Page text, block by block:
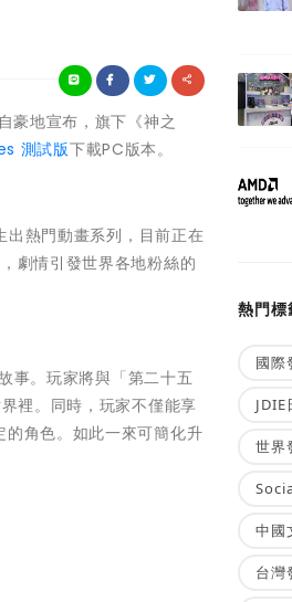
地宣布，旗下《神之
測試版下載PC版本。
熱門動畫系列，目前正在
劇情引發世界各地粉絲的
事。玩家將與「第二十五
裡。同時，玩家不僅能享
角色。如此一來可簡化升
熱門標
國際
世界
中國
台灣